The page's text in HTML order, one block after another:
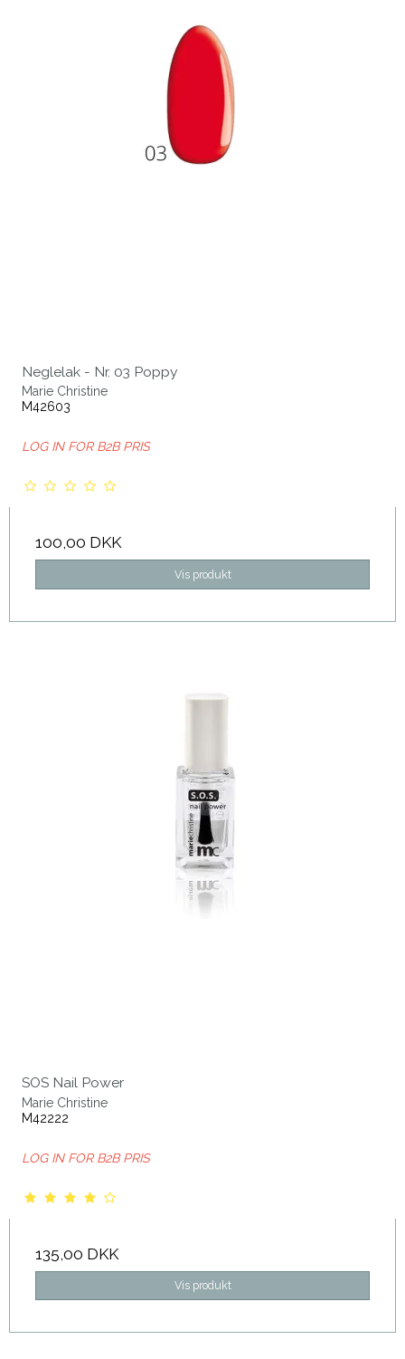
Neglelak - Nr. 03 Poppy
Marie Christine
M42603
LOG IN FOR B2B PRIS
100,00 DKK
Vis produkt
SOS Nail Power
Marie Christine
M42222
LOG IN FOR B2B PRIS
135,00 DKK
Vis produkt